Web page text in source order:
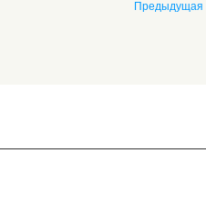
Предыдущая